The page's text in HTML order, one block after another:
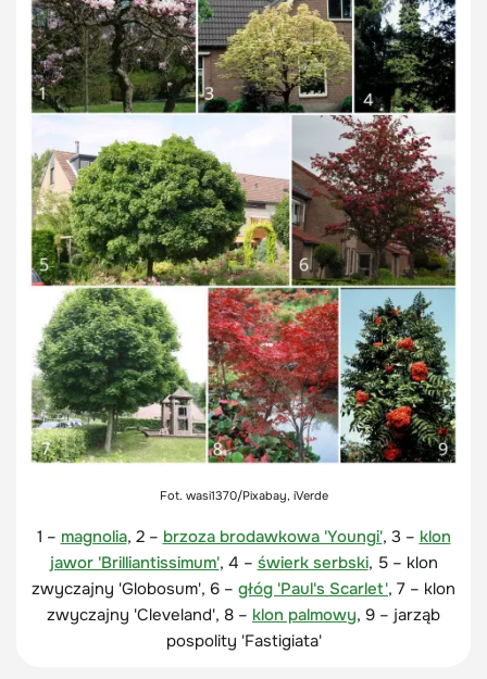
Fot. wasi1370/Pixabay, iVerde
1 – magnolia, 2 – brzoza brodawkowa 'Youngi', 3 – klon
jawor 'Brilliantissimum', 4 – świerk serbski, 5 – klon
zwyczajny 'Globosum', 6 – głóg 'Paul's Scarlet', 7 – klon
zwyczajny 'Cleveland', 8 – klon palmowy, 9 – jarząb
pospolity 'Fastigiata'